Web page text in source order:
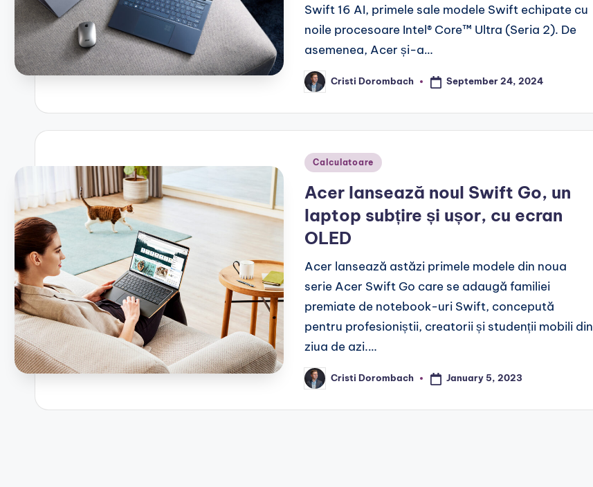
Swift 16 AI, primele sale modele Swift echipate cu
noile procesoare Intel® Core™ Ultra (Seria 2). De
asemenea, Acer și-a…
Posted
by
Cristi Dorombach September 24, 2024
Posted
Calculatoare
Acer lansează noul Swift Go, un
laptop subțire și ușor, cu ecran
OLED
Acer lansează astăzi primele modele din noua
serie Acer Swift Go care se adaugă familiei
premiate de notebook-uri Swift, concepută
pentru profesioniștii, creatorii și studenții mobili din
ziua de azi.…
Posted
by
Cristi Dorombach January 5, 2023